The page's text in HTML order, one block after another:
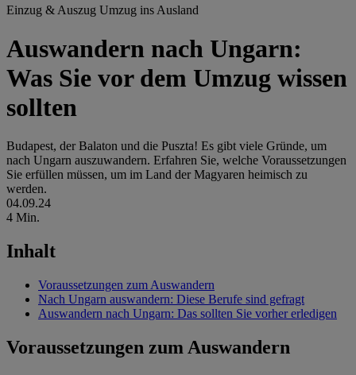
Einzug & Auszug Umzug ins Ausland
Auswandern nach Ungarn:
Was Sie vor dem Umzug wissen
sollten
Budapest, der Balaton und die Puszta! Es gibt viele Gründe, um
nach Ungarn auszuwandern. Erfahren Sie, welche Voraussetzungen
Sie erfüllen müssen, um im Land der Magyaren heimisch zu
werden.
04.09.24
4 Min.
Inhalt
Voraussetzungen zum Auswandern
Nach Ungarn auswandern: Diese Berufe sind gefragt
Auswandern nach Ungarn: Das sollten Sie vorher erledigen
Voraussetzungen zum Auswandern